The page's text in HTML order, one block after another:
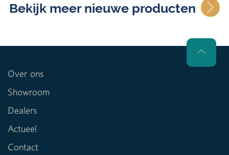
Bekijk meer nieuwe producten
Over ons
Showroom
Dealers
Actueel
Contact